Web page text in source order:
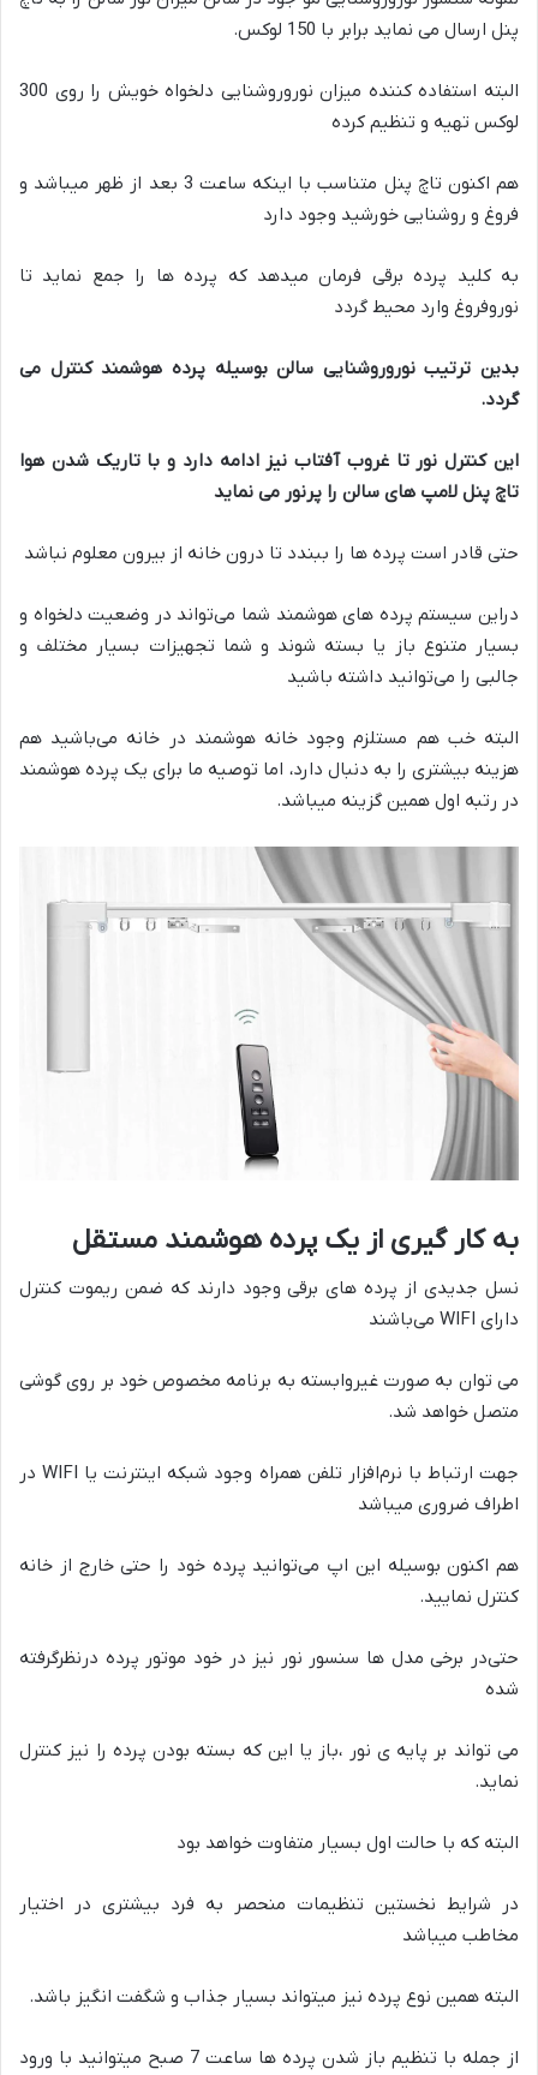
پنل ارسال می نماید برابر با 150 لوکس.
البته استفاده کننده میزان نوروروشنایی دلخواه خویش را روی 300
لوکس تهیه و تنظیم کرده
هم اکنون تاچ پنل متناسب با اینکه ساعت 3 بعد از ظهر میباشد و
فروغ و روشنایی خورشید وجود دارد
به کلید پرده برقی فرمان میدهد که پرده ها را جمع نماید تا
نوروفروغ وارد محیط گردد
بدین ترتیب نوروروشنایی سالن بوسیله پرده هوشمند کنترل می
گردد.
این کنترل نور تا غروب آفتاب نیز ادامه دارد و با تاریک شدن هوا
تاچ پنل لامپ های سالن را پر‌نور می نماید
حتی قادر است پرده ها را ببندد تا درون خانه از بیرون معلوم نباشد
در‌این سیستم پرده های هوشمند شما می‌تواند در وضعیت دلخواه و
بسیار متنوع باز یا بسته شوند و شما تجهیزات بسیار مختلف و
جالبی را می‌توانید داشته باشید
البته خب هم مستلزم وجود خانه هوشمند در خانه می‌باشید هم
هزینه بیشتری را به دنبال دارد، اما توصیه ما برای یک پرده هوشمند
در رتبه اول همین گزینه میباشد.
به کار گیری از یک پرده هوشمند مستقل
نسل جدیدی از پرده های برقی وجود دارند که ضمن ریموت کنترل
دارای WIFI می‌باشند
می توان به صورت غیروابسته به برنامه مخصوص خود بر روی گوشی
متصل خواهد شد.
جهت ارتباط با نرم‌افزار تلفن همراه وجود شبکه اینترنت یا WIFI در
اطراف ضروری میباشد
هم اکنون بوسیله این اپ می‌توانید پرده خود را حتی خارج از خانه
کنترل نمایید.
حتی‌د‌ر برخی مدل ها سنسور نور نیز در خود موتور پرده درنظرگرفته
شده
می تواند بر پایه ی نور ،باز یا این که بسته بودن پرده را نیز کنترل
نماید.
البته که با حالت اول بسیار متفاوت خواهد بود
در شرایط نخستین تنظیمات منحصر به فرد بیشتری در اختیار
مخاطب میباشد
البته همین نوع پرده نیز میتواند بسیار جذاب و شگفت انگیز باشد.
از جمله با تنظیم باز شدن پرده ها ساعت 7 صبح میتوانید با ورود